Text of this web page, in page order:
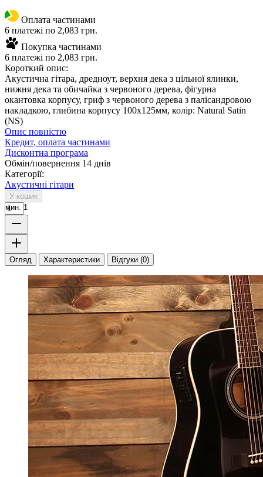
Оплата частинами
6 платежі по 2,083 грн.
Покупка частинами
6 платежі по 2,083 грн.
Короткий опис:
Акустична гітара, дредноут, верхня дека з цільної ялинки,
нижня дека та обичайка з червоного дерева, фігурна
окантовка корпусу, гриф з червоного дерева з палісандровою
накладкою, глибина корпусу 100х125мм, колір: Natural Satin
(NS)
Опис повністю
Кредит, оплата частинами
Дисконтна програма
Обмін/повернення 14 днів
Категорії:
Акустичні гітари
У кошик
мин. 1
Огляд Характеристики Відгуки (0)